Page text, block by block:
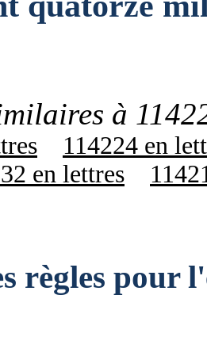
à
114224 en
en lettres
règles pour